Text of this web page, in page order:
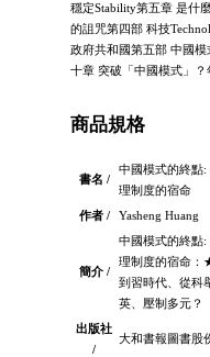
穩定Stability第五章 是什
的詛咒第四部 科技
政府共和國第五部 中國
十章 突破「中國模式」
商品規格
書名 /
中國模式的終點
理制度的宿命
作者 /
Yasheng Huang
簡介 /
中國模式的終點
理制度的宿命
到習時代、從科
英、壓制多元？
出版社
/
大和書報圖書股